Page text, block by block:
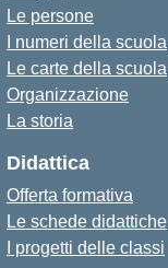
Le persone
I numeri della scuola
Le carte della scuola
Organizzazione
La storia
Didattica
Offerta formativa
Le schede didattiche
I progetti delle classi